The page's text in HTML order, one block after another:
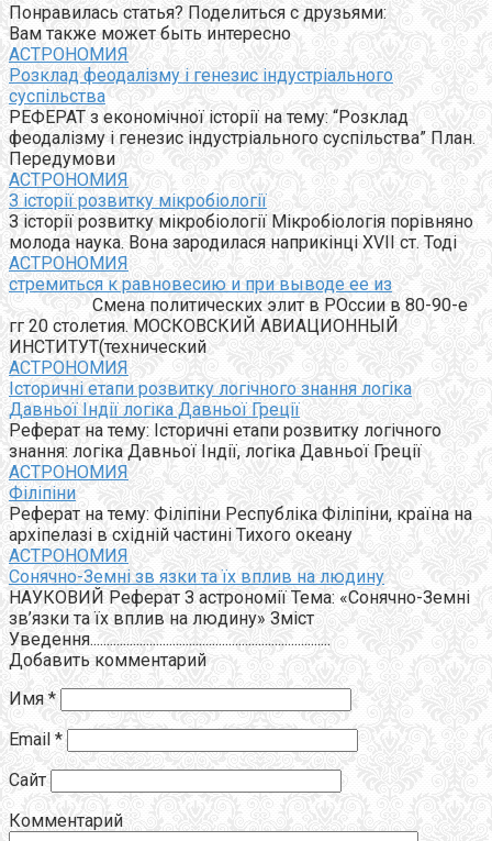
Понравилась статья? Поделиться с друзьями:
Вам также может быть интересно
АСТРОНОМИЯ
Розклад феодалізму і генезис індустріального
суспільства
РЕФЕРАТ з економічної історії на тему: “Розклад
феодалізму і генезис індустріального суспільства” План.
Передумови
АСТРОНОМИЯ
З історії розвитку мікробіології
З історії розвитку мікробіології Мікробіологія порівняно
молода наука. Вона зародилася наприкінці XVII ст. Тоді
АСТРОНОМИЯ
стремиться к равновесию и при выводе ее из
Смена политических элит в РОссии в 80-90-е
гг 20 столетия. МОСКОВСКИЙ АВИАЦИОННЫЙ
ИНСТИТУТ(технический
АСТРОНОМИЯ
Історичні етапи розвитку логічного знання логіка
Давньої Індії логіка Давньої Греції
Реферат на тему: Історичні етапи розвитку логічного
знання: логіка Давньої Індії, логіка Давньої Греції
АСТРОНОМИЯ
Філіпіни
Реферат на тему: Філіпіни Республіка Філіпіни, країна на
архіпелазі в східній частині Тихого океану
АСТРОНОМИЯ
Сонячно-Земні зв язки та їх вплив на людину
НАУКОВИЙ Реферат З астрономії Тема: «Сонячно-Земні
зв’язки та їх вплив на людину» Зміст
Уведення.........................................................................
Добавить комментарий
Имя *
Email *
Сайт
Комментарий